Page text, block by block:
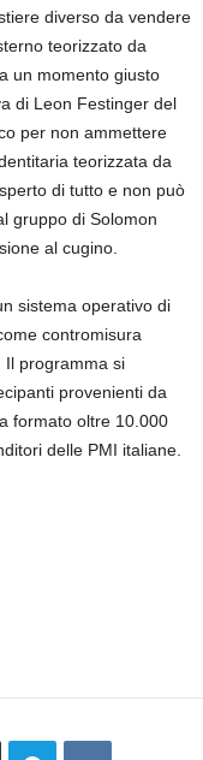
diverso da vendere
teorizzato da
un momento giusto
di Leon Festinger del
per non ammettere
teorizzata da
di tutto e non può
gruppo di Solomon
al cugino.
sistema operativo di
contromisura
Il programma si
provenienti da
formato oltre 10.000
delle PMI italiane.